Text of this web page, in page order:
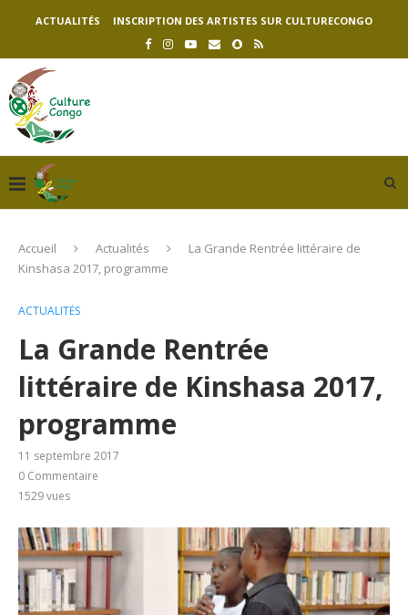
ACTUALITÉS INSCRIPTION DES ARTISTES SUR CULTURECONGO
Accueil Actualités
La Grande Rentrée littéraire de
Kinshasa 2017, programme
ACTUALITÉS
La Grande Rentrée
littéraire de Kinshasa 2017,
programme
11 septembre 2017
0 Commentaire
1529vues